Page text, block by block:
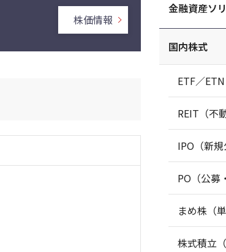
株価情報
金融資産ソ
国内株式
ETF／ETN
REIT（不
IPO（新規
PO（公募
まめ株（
株式積立